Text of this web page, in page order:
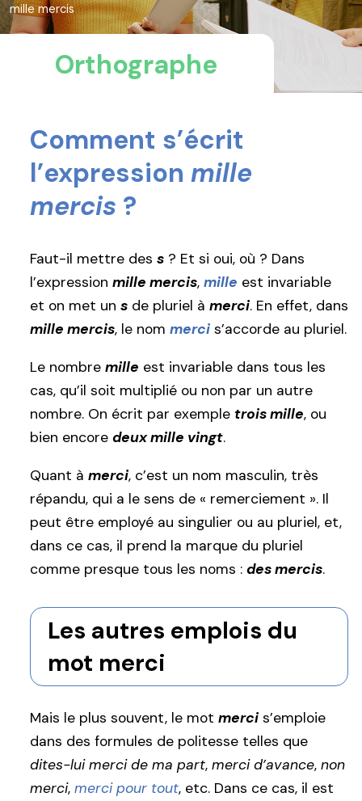
mille mercis
Orthographe
Comment s’écrit
l’expression mille
mercis ?
Faut-il mettre des s ? Et si oui, où ? Dans
l’expression mille mercis, mille est invariable
et on met un s de pluriel à merci. En effet, dans
mille mercis, le nom merci s’accorde au pluriel.
Le nombre mille est invariable dans tous les
cas, qu’il soit multiplié ou non par un autre
nombre. On écrit par exemple trois mille, ou
bien encore deux mille vingt.
Quant à merci, c’est un nom masculin, très
répandu, qui a le sens de « remerciement ». Il
peut être employé au singulier ou au pluriel, et,
dans ce cas, il prend la marque du pluriel
comme presque tous les noms : des mercis.
Les autres emplois du
mot merci
Mais le plus souvent, le mot merci s’emploie
dans des formules de politesse telles que
dites-lui merci de ma part, merci d’avance, non
merci, merci pour tout, etc. Dans ce cas, il est